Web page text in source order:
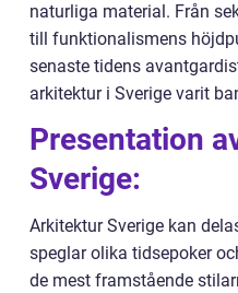
naturliga material. Från
till funktionalismens
senaste tidens
arkitektur i Sverige varit
Presentation
Sverige:
Arkitektur Sverige kan
speglar olika tidsepoker
de mest framstående